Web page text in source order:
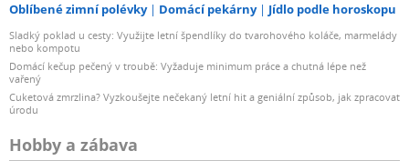
Oblíbené zimní polévky Domácí pekárny Jídlo podle horoskopu
Sladký poklad u cesty: Využijte letní špendlíky do tvarohového koláče, marmelády
nebo kompotu
Domácí kečup pečený v troubě: Vyžaduje minimum práce a chutná lépe než
vařený
Cuketová zmrzlina? Vyzkoušejte nečekaný letní hit a geniální způsob, jak zpracovat
úrodu
Hobby a zábava